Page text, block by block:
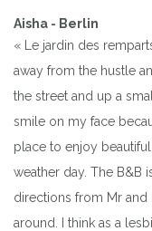
Aisha - Berlin
« Le jardin des
away from the hustle
the street and up a
smile on my face
place to enjoy
weather day. The B&B
directions from Mr and
around. I think as a